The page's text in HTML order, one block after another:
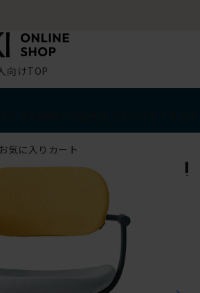
向けTOP
お気に入り カート